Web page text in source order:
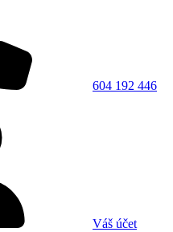
604 192 446
Váš účet